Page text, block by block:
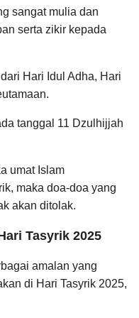
sangat mulia dan
serta zikir kepada
Hari Idul Adha, Hari
tanggal 11 Dzulhijjah
umat Islam
maka doa-doa yang
akan ditolak.
Tasyrik 2025
amalan yang
di Hari Tasyrik 2025,